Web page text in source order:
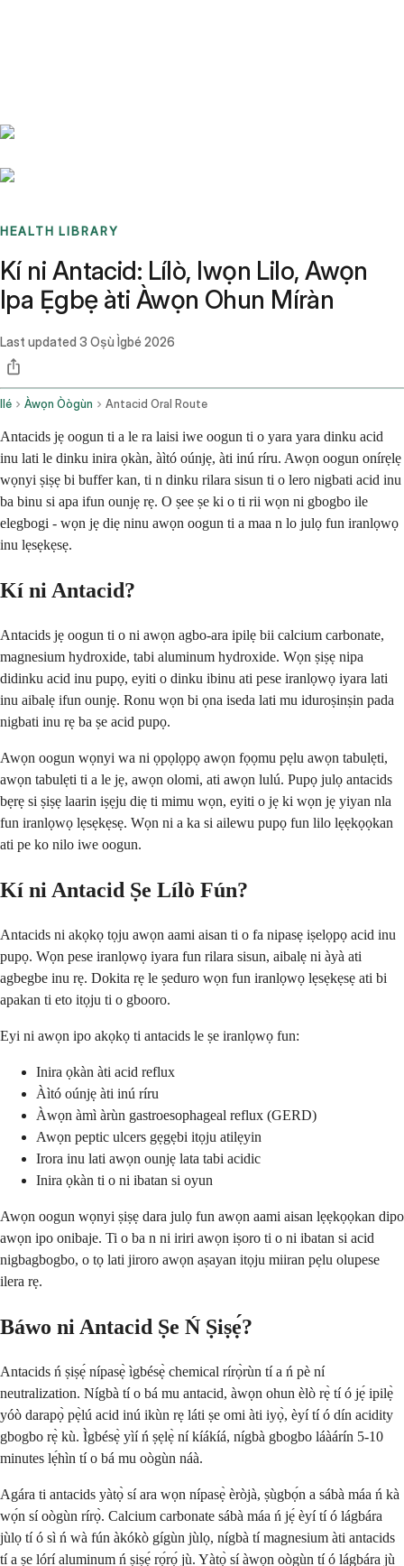
HEALTH LIBRARY
Kí ni Antacid: Lílò, Iwọn Lilo, Awọn
Ipa Ẹgbẹ àti Àwọn Ohun Míràn
Last updated 3 Oṣù Ìgbé 2026
Ilé Àwọn Òògùn Antacid Oral Route
Antacids jẹ oogun ti a le ra laisi iwe oogun ti o yara yara dinku acid
inu lati le dinku inira ọkàn, àìtó oúnjẹ, àti inú ríru. Awọn oogun onírẹlẹ
wọnyi ṣiṣẹ bi buffer kan, ti n dinku rilara sisun ti o lero nigbati acid inu
ba binu si apa ifun ounjẹ rẹ. O ṣee ṣe ki o ti rii wọn ni gbogbo ile
elegbogi - wọn jẹ diẹ ninu awọn oogun ti a maa n lo julọ fun iranlọwọ
inu lẹsẹkẹsẹ.
Kí ni Antacid?
Antacids jẹ oogun ti o ni awọn agbo-ara ipilẹ bii calcium carbonate,
magnesium hydroxide, tabi aluminum hydroxide. Wọn ṣiṣẹ nipa
didinku acid inu pupọ, eyiti o dinku ibinu ati pese iranlọwọ iyara lati
inu aibalẹ ifun ounjẹ. Ronu wọn bi ọna iseda lati mu iduroṣinṣin pada
nigbati inu rẹ ba ṣe acid pupọ.
Awọn oogun wọnyi wa ni ọpọlọpọ awọn fọọmu pẹlu awọn tabulẹti,
awọn tabulẹti ti a le jẹ, awọn olomi, ati awọn lulú. Pupọ julọ antacids
bẹrẹ si ṣiṣẹ laarin iṣẹju diẹ ti mimu wọn, eyiti o jẹ ki wọn jẹ yiyan nla
fun iranlọwọ lẹsẹkẹsẹ. Wọn ni a ka si ailewu pupọ fun lilo lẹẹkọọkan
ati pe ko nilo iwe oogun.
Kí ni Antacid Ṣe Lílò Fún?
Antacids ni akọkọ tọju awọn aami aisan ti o fa nipasẹ iṣelọpọ acid inu
pupọ. Wọn pese iranlọwọ iyara fun rilara sisun, aibalẹ ni àyà ati
agbegbe inu rẹ. Dokita rẹ le ṣeduro wọn fun iranlọwọ lẹsẹkẹsẹ ati bi
apakan ti eto itọju ti o gbooro.
Eyi ni awọn ipo akọkọ ti antacids le ṣe iranlọwọ fun:
Inira ọkàn àti acid reflux
Àìtó oúnjẹ àti inú ríru
Àwọn àmì àrùn gastroesophageal reflux (GERD)
Awọn peptic ulcers gẹgẹbi itọju atilẹyin
Irora inu lati awọn ounjẹ lata tabi acidic
Inira ọkàn ti o ni ibatan si oyun
Awọn oogun wọnyi ṣiṣẹ dara julọ fun awọn aami aisan lẹẹkọọkan dipo
awọn ipo onibaje. Ti o ba n ni iriri awọn iṣoro ti o ni ibatan si acid
nigbagbogbo, o tọ lati jiroro awọn aṣayan itọju miiran pẹlu olupese
ilera rẹ.
Báwo ni Antacid Ṣe Ń Ṣiṣẹ́?
Antacids ń ṣiṣẹ́ nípasẹ̀ ìgbésẹ̀ chemical rírọ̀rùn tí a ń pè ní
neutralization. Nígbà tí o bá mu antacid, àwọn ohun èlò rẹ̀ tí ó jẹ́ ipilẹ̀
yóò darapọ̀ pẹ̀lú acid inú ikùn rẹ láti ṣe omi àti iyọ̀, èyí tí ó dín acidity
gbogbo rẹ̀ kù. Ìgbésẹ̀ yìí ń ṣẹlẹ̀ ní kíákíá, nígbà gbogbo láàárín 5-10
minutes lẹ́hìn tí o bá mu oògùn náà.
Agára ti antacids yàtọ̀ sí ara wọn nípasẹ̀ èròjà, ṣùgbọ́n a sábà máa ń kà
wọ́n sí oògùn rírọ̀. Calcium carbonate sábà máa ń jẹ́ èyí tí ó lágbára
jùlọ tí ó sì ń wà fún àkókò gígùn jùlọ, nígbà tí magnesium àti antacids
tí a ṣe lórí aluminum ń ṣiṣẹ́ rọ́rọ́ jù. Yàtọ̀ sí àwọn oògùn tí ó lágbára jù